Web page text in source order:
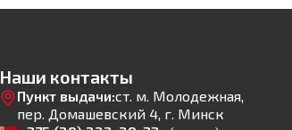
Наши контакты
Пункт выдачи:ст. м. Молодежная,
пер. Домашевский 4, г. Минск